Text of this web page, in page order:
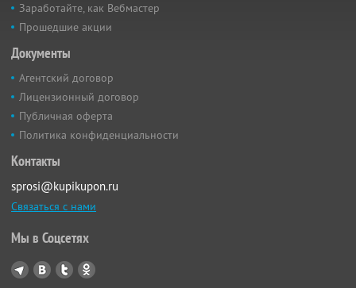
Заработайте, как Вебмастер
Прошедшие акции
Документы
Агентский договор
Лицензионный договор
Публичная оферта
Политика конфиденциальности
Контакты
sprosi@kupikupon.ru
Связаться с нами
Мы в Соцсетях